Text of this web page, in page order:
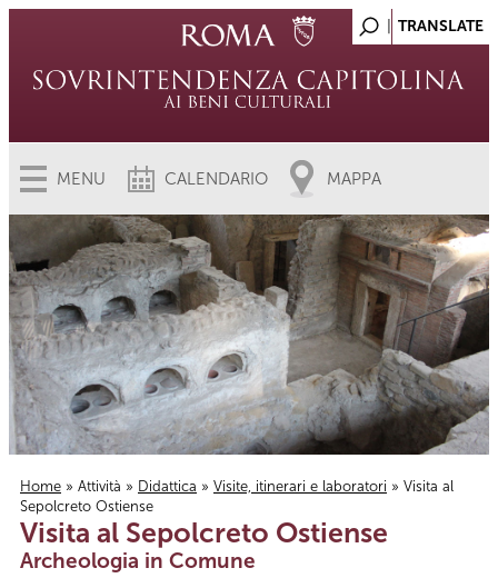
MENU CALENDARIO MAPPA
Tu sei qui
Home » Attività » Didattica » Visite, itinerari e laboratori » Visita al
Sepolcreto Ostiense
Visita al Sepolcreto Ostiense
Archeologia in Comune